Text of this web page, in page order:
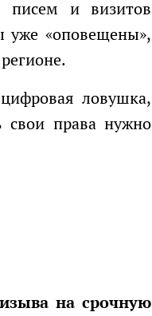
уже «оповещены»,
свои права нужно